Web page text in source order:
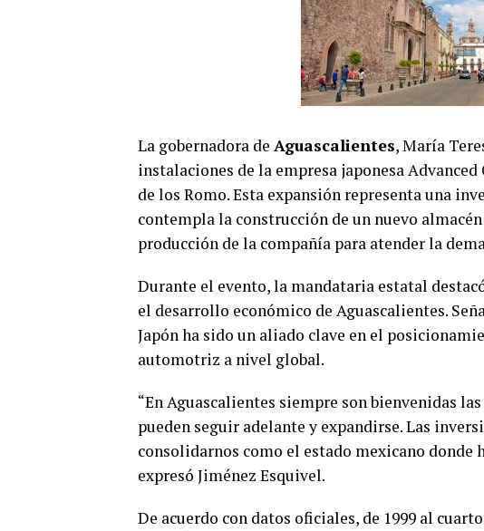
La gobernadora de Aguascalientes, María
instalaciones de la empresa japonesa
de los Romo. Esta expansión representa una
contempla la construcción de un nuevo
producción de la compañía para atender la
Durante el evento, la mandataria estatal
el desarrollo económico de Aguascalientes.
Japón ha sido un aliado clave en el
automotriz a nivel global.
“En Aguascalientes siempre son bienvenidas
pueden seguir adelante y expandirse. Las
consolidarnos como el estado mexicano
expresó Jiménez Esquivel.
De acuerdo con datos oficiales, de 1999 al